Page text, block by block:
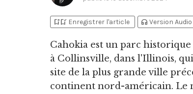
bookmark_addbookmark_added Enregistrer l'article headphones Version Audio
Cahokia est un parc
à Collinsville, dans l'Illinois,
site de la plus grande ville
continent nord-américain. Le